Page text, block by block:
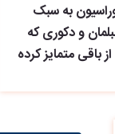
به سبک
و دکوری که
باقی متمایز کرده